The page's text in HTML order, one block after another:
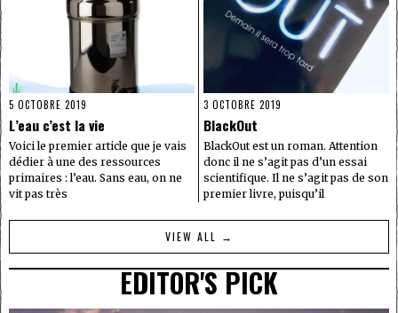
5 OCTOBRE 2019
L’eau c’est la vie
Voici le premier article que je vais
dédier à une des ressources
primaires : l’eau. Sans eau, on ne
vit pas très
3 OCTOBRE 2019
BlackOut
BlackOut est un roman. Attention
donc il ne s’agit pas d’un essai
scientifique. Il ne s’agit pas de son
premier livre, puisqu’il
VIEW ALL →
EDITOR'S PICK